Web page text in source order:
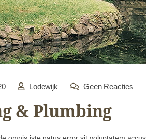
Lodewijk Geen Reacties
& Plumbing